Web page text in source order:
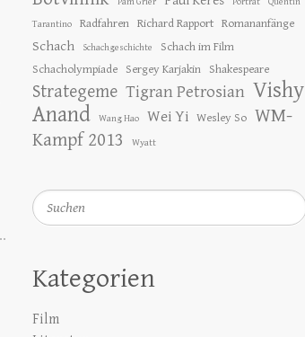
Tarantino Radfahren Richard Rapport Romananfänge
Schach Schachgeschichte
Schach im Film
Schacholympiade
Sergey Karjakin Shakespeare
Strategeme Tigran Petrosian Vishy
Anand
Wang Hao Wei Yi Wesley So WM-
Kampf 2013
Wyatt
Suchen
Kategorien
Film